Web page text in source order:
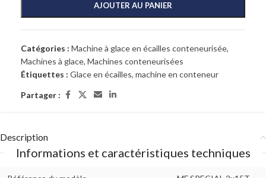
AJOUTER AU PANIER
Catégories : Machine à glace en écailles conteneurisée,
Machines à glace, Machines conteneurisées
Étiquettes : Glace en écailles, machine en conteneur
Partager :
Description
Informations et caractéristiques techniques